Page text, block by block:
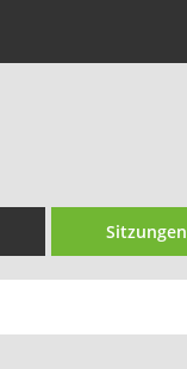
Sitzungen